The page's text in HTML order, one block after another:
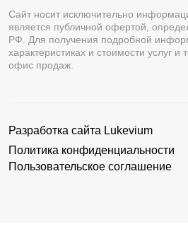
Сайт носит исключительно
является публичной офертой,
РФ. Для получения подробной
характеристиках и стоимости услуг
офис продаж.
Разработка сайта Lukevium
Политика конфиденциальности
Пользовательское соглашение